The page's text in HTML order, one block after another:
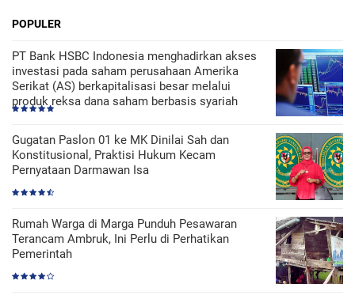
POPULER
PT Bank HSBC Indonesia menghadirkan akses
investasi pada saham perusahaan Amerika
Serikat (AS) berkapitalisasi besar melalui
produk reksa dana saham berbasis syariah
Gugatan Paslon 01 ke MK Dinilai Sah dan
Konstitusional, Praktisi Hukum Kecam
Pernyataan Darmawan Isa
Rumah Warga di Marga Punduh Pesawaran
Terancam Ambruk, Ini Perlu di Perhatikan
Pemerintah